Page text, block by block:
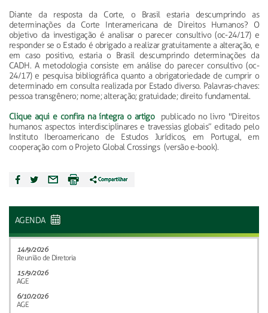
Diante da resposta da Corte, o Brasil estaria descumprindo as
determinações da Corte Interamericana de Direitos Humanos? O
objetivo da investigação é analisar o parecer consultivo (oc-24/17) e
responder se o Estado é obrigado a realizar gratuitamente a alteração, e
em caso positivo, estaria o Brasil descumprindo determinações da
CADH. A metodologia consiste em análise do parecer consultivo (oc-
24/17) e pesquisa bibliográfica quanto a obrigatoriedade de cumprir o
determinado em consulta realizada por Estado diverso. Palavras-chaves:
pessoa transgênero; nome; alteração; gratuidade; direito fundamental.
Clique aqui e confira na íntegra o artigopublicado no livro "Direitos
humanos: aspectos interdisciplinares e travessias globais” editado pelo
Instituto Iberoamericano de Estudos Jurídicos, em Portugal, em
cooperação com o Projeto Global Crossings (versão e-book).
AGENDA
14/9/2026
Reunião de Diretoria
15/9/2026
AGE
6/10/2026
AGE